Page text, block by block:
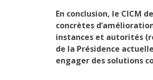
En conclusion, le CICM
concrètes
instances et autorités
de la Présidence
engager des solutions